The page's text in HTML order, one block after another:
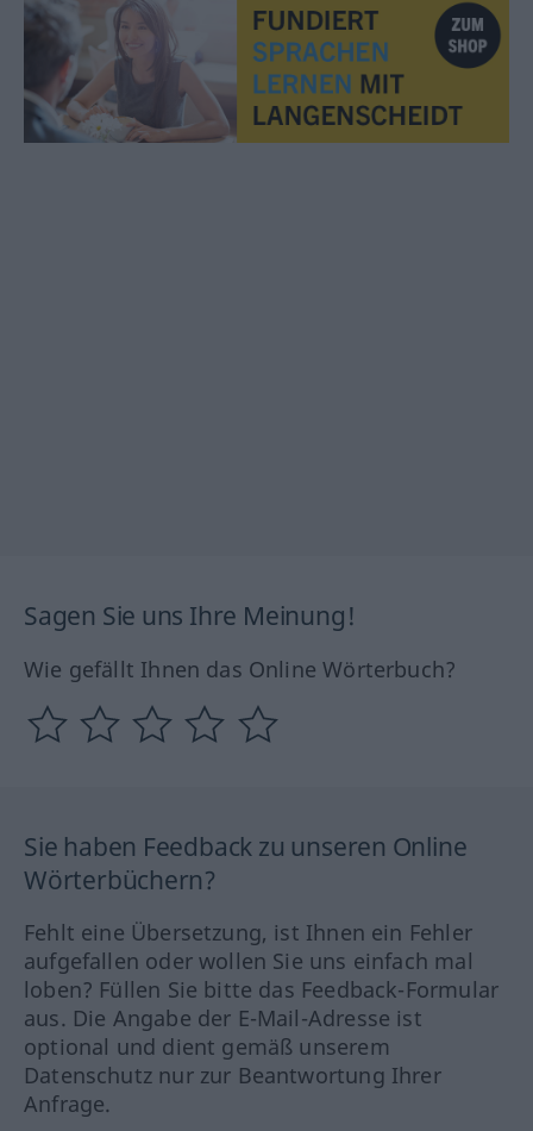
Sagen Sie uns Ihre Meinung!
Wie gefällt Ihnen das Online Wörterbuch?
Sie haben Feedback zu unseren Online
Wörterbüchern?
Fehlt eine Übersetzung, ist Ihnen ein Fehler
aufgefallen oder wollen Sie uns einfach mal
loben? Füllen Sie bitte das Feedback-Formular
aus. Die Angabe der E-Mail-Adresse ist
optional und dient gemäß unserem
Datenschutz nur zur Beantwortung Ihrer
Anfrage.